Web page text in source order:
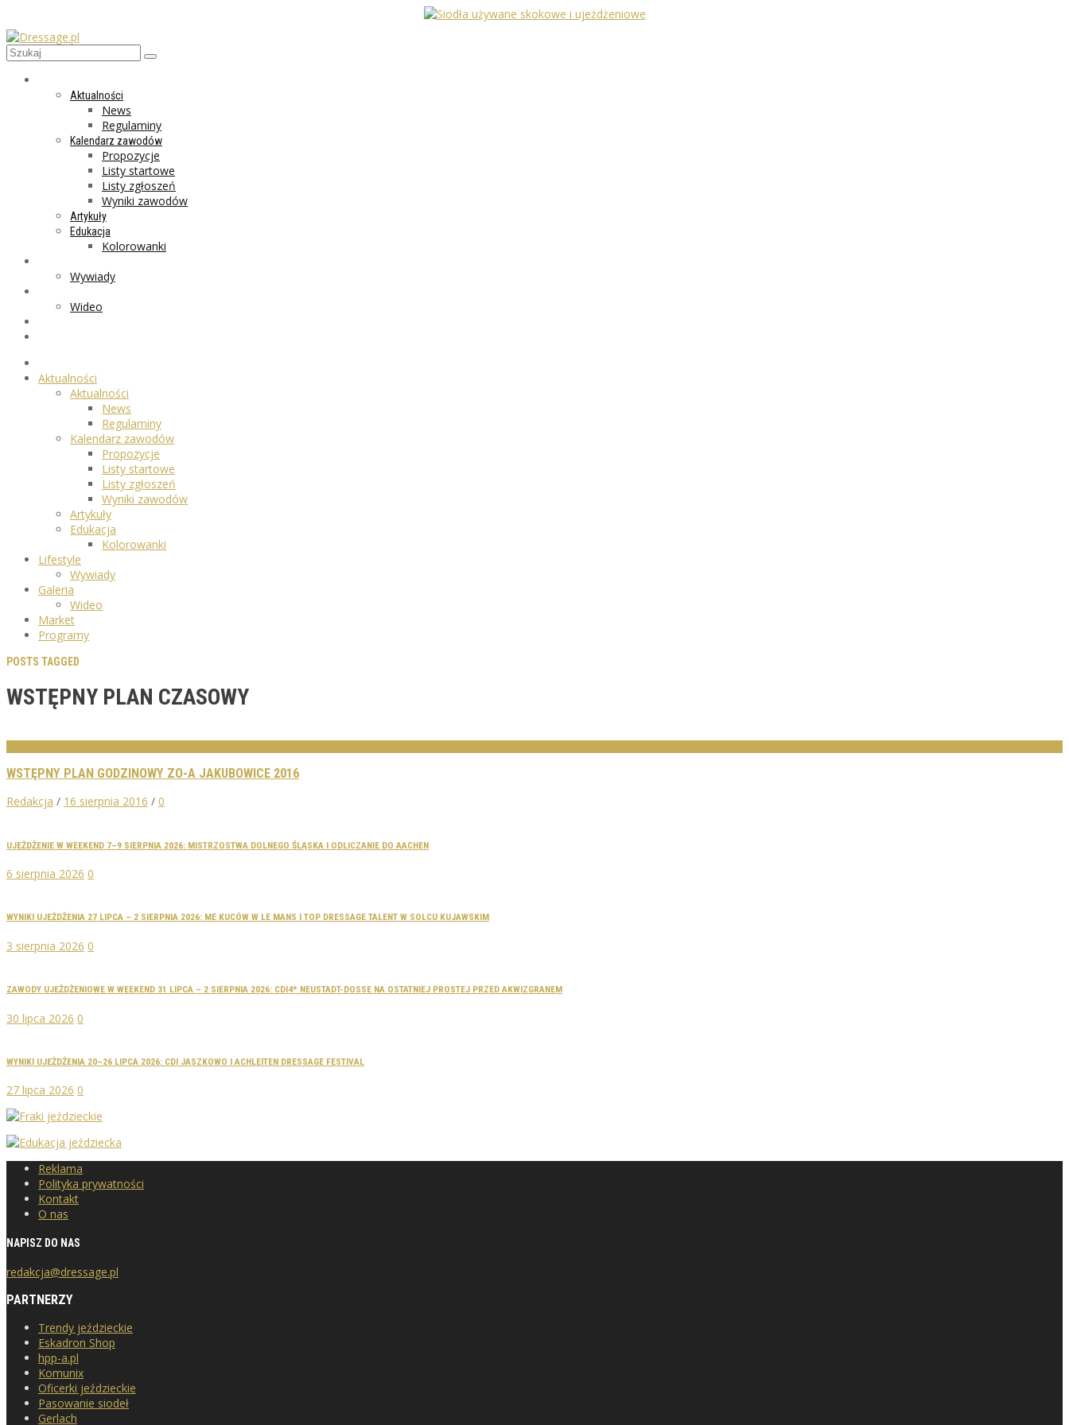
Aktualności
News
Regulaminy
Kalendarz zawodów
Propozycje
Listy startowe
Listy zgłoszeń
Wyniki zawodów
Artykuły
Edukacja
Kolorowanki
Wywiady
Wideo
Aktualności
Aktualności
News
Regulaminy
Kalendarz zawodów
Propozycje
Listy startowe
Listy zgłoszeń
Wyniki zawodów
Artykuły
Edukacja
Kolorowanki
Lifestyle
Wywiady
Galeria
Wideo
Market
Programy
POSTS TAGGED
WSTĘPNY PLAN CZASOWY
WSTĘPNY PLAN GODZINOWY ZO-A JAKUBOWICE 2016
Redakcja / 16 sierpnia 2016 / 0
UJEŻDŻENIE W WEEKEND 7–9 SIERPNIA 2026: MISTRZOSTWA DOLNEGO ŚLĄSKA I ODLICZANIE DO AACHEN
6 sierpnia 2026 0
WYNIKI UJEŻDŻENIA 27 LIPCA – 2 SIERPNIA 2026: ME KUCÓW W LE MANS I TOP DRESSAGE TALENT W SOLCU KUJAWSKIM
3 sierpnia 2026 0
ZAWODY UJEŻDŻENIOWE W WEEKEND 31 LIPCA – 2 SIERPNIA 2026: CDI4* NEUSTADT-DOSSE NA OSTATNIEJ PROSTEJ PRZED AKWIZGRANEM
30 lipca 2026 0
WYNIKI UJEŻDŻENIA 20–26 LIPCA 2026: CDI JASZKOWO I ACHLEITEN DRESSAGE FESTIVAL
27 lipca 2026 0
Reklama
Polityka prywatności
Kontakt
O nas
NAPISZ DO NAS
redakcja@dressage.pl
PARTNERZY
Trendy jeździeckie
Eskadron Shop
hpp-a.pl
Komunix
Oficerki jeździeckie
Pasowanie siodeł
Gerlach